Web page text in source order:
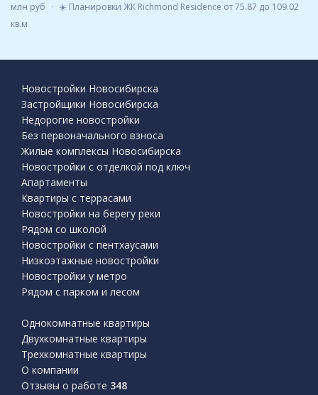
млн руб
☀️ Планировки ЖК Richmond Residence от 75.87 до 109.02
кв.м
Новостройки Новосибирска
Застройщики Новосибирска
Недорогие новостройки
Без первоначального взноса
Жилые комплексы Новосибирска
Новостройки с отделкой под ключ
Апартаменты
Квартиры с террасами
Новостройки на берегу реки
Рядом со школой
Новостройки с пентхаусами
Низкоэтажные новостройки
Новостройки у метро
Рядом с парком и лесом
Однокомнатные квартиры
Двухкомнатные квартиры
Трехкомнатные квартиры
О компании
Отзывы о работе 348